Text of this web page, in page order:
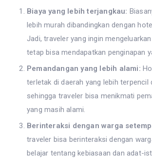
Biaya yang lebih terjangkau:
lebih murah dibandingkan dengan
Jadi, traveler yang ingin
tetap bisa mendapatkan penginapan
Pemandangan yang lebih alami:
terletak di daerah yang lebih terpencil
sehingga traveler bisa menikmati
yang masih alami.
Berinteraksi dengan warga
traveler bisa berinteraksi dengan
belajar tentang kebiasaan dan adat-